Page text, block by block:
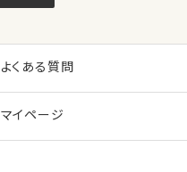
よくある質問
マイページ